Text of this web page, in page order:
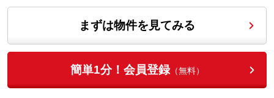
まずは物件を見てみる
簡単1分！会員登録（無料）